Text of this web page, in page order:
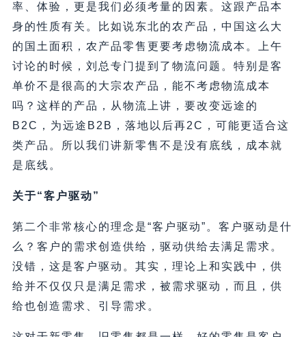
率、体验，更是我们必须考量的因素。这跟产品本
身的性质有关。比如说东北的农产品，中国这么大
的国土面积，农产品零售更要考虑物流成本。上午
讨论的时候，刘总专门提到了物流问题。特别是客
单价不是很高的大宗农产品，能不考虑物流成本
吗？这样的产品，从物流上讲，要改变远途的
B2C，为远途B2B，落地以后再2C，可能更适合这
类产品。所以我们讲新零售不是没有底线，成本就
是底线。
关于“客户驱动”
第二个非常核心的理念是“客户驱动”。客户驱动是什
么？客户的需求创造供给，驱动供给去满足需求。
没错，这是客户驱动。其实，理论上和实践中，供
给并不仅仅只是满足需求，被需求驱动，而且，供
给也创造需求、引导需求。